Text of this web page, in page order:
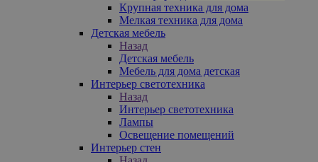
Крупная техника для дома
Мелкая техника для дома
Детская мебель
Назад
Детская мебель
Мебель для дома детская
Интерьер светотехника
Назад
Интерьер светотехника
Лампы
Освещение помещений
Интерьер стен